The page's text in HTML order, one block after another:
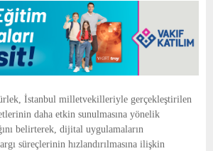
İstanbul milletvekilleriyle gerçekleştirilen
daha etkin sunulmasına yönelik
belirterek, dijital uygulamaların
süreçlerinin hızlandırılmasına ilişkin